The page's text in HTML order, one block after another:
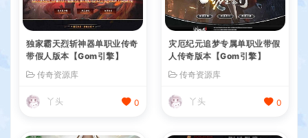
独家霸天烈斩神器单职业传奇
带假人版本【Gom引擎】
传奇资源库
丫头 0
灾厄纪元追梦专属单职业带假
人传奇版本【Gom引擎】
传奇资源库
丫头 0